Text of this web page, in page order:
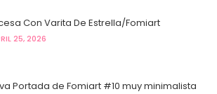
Con Varita De Estrella/Fomiart
25, 2026
Portada de Fomiart #10 muy minimalista